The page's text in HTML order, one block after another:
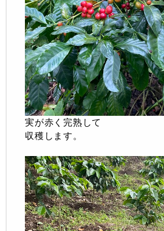
実が赤く完熟して
収穫します。